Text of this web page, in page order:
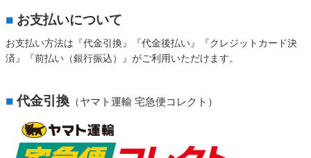
■ お支払いについて
お支払い方法は『代金引換』『代金後払い』『クレジットカード決
済』『前払い（銀行振込）』がご利用いただけます。
■代金引換 （ヤマト運輸 宅急便コレクト）